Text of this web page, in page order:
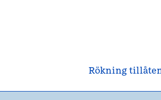
Rökning